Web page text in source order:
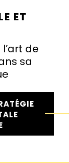
ET
de
sa